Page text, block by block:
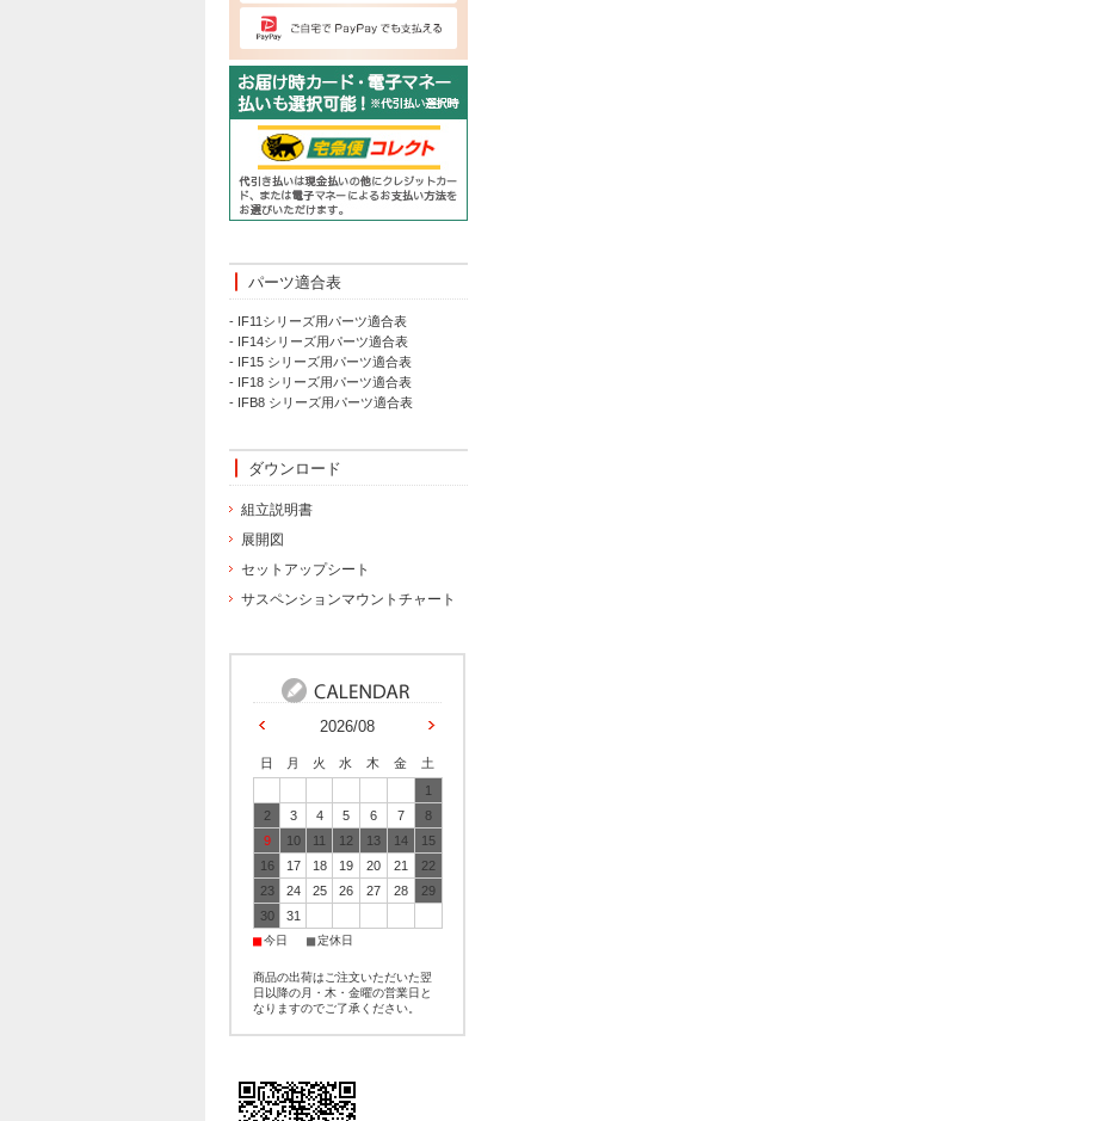
パーツ適合表
- IF11シリーズ用パーツ適合表
- IF14シリーズ用パーツ適合表
- IF15 シリーズ用パーツ適合表
- IF18 シリーズ用パーツ適合表
- IFB8 シリーズ用パーツ適合表
ダウンロード
組立説明書
展開図
セットアップシート
サスペンションマウントチャート
2026/08
日 月 火 水 木 金
土
1
2
3 4 5 6 7
8
9
10 11 12 13 14
15
16
17 18 19 20 21
22
23
24 25 26 27 28
29
30
31
■今日 ■定休日
商品の出荷はご注文いただいた翌
日以降の月・木・金曜の営業日と
なりますのでご了承ください。